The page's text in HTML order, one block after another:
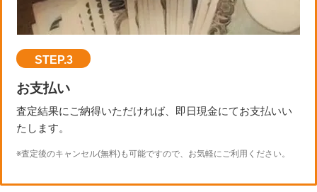
STEP.3
お支払い
査定結果にご納得いただければ、即日現金にてお支払いい
たします。
※査定後のキャンセル(無料)も可能ですので、お気軽にご利用ください。